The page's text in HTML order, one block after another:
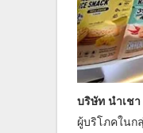
บริษัท นำเชา
ผู้บริโภคในก